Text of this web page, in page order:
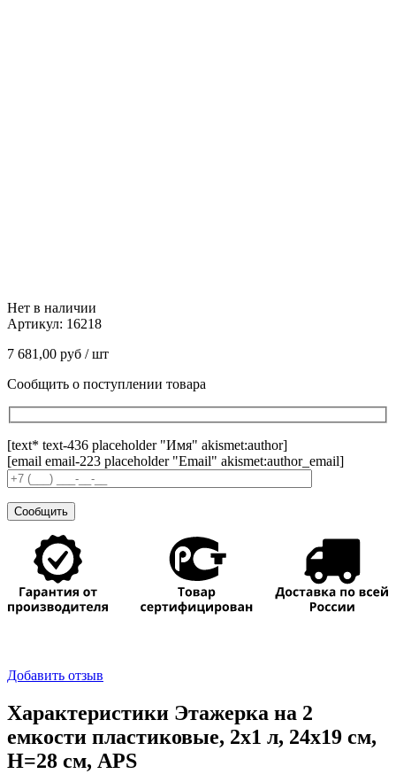
Нет в наличии
Артикул: 16218
7 681,00 руб / шт
Сообщить о поступлении товара
[text* text-436 placeholder "Имя" akismet:author]
[email email-223 placeholder "Email" akismet:author_email]
Добавить отзыв
Характеристики Этажерка на 2
емкости пластиковые, 2х1 л, 24х19 см,
H=28 см, APS